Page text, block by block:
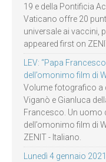
19 e della Pontificia
Vaticano offre 20
universale ai vaccini,
appeared first on
LEV: “Papa
dell’omonimo film di
Volume fotografico a
Viganò e Gianluca
Francesco. Un uomo
dell’omonimo film di
ZENIT - Italiano.
Lunedì 4 gennaio